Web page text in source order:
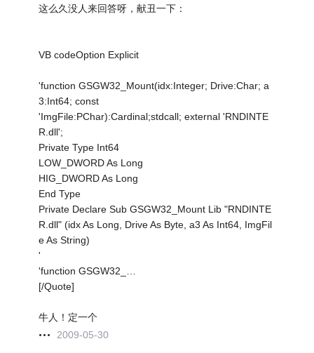
这么久没人来回答呀，献丑一下：
VB codeOption Explicit
'function GSGW32_Mount(idx:Integer; Drive:Char; a
3:Int64; const
'ImgFile:PChar):Cardinal;stdcall; external 'RNDINTE
R.dll';
Private Type Int64
LOW_DWORD As Long
HIG_DWORD As Long
End Type
Private Declare Sub GSGW32_Mount Lib "RNDINTE
R.dll" (idx As Long, Drive As Byte, a3 As Int64, ImgFil
e As String)
'
'function GSGW32_…
[/Quote]
牛人！定一个
2009-05-30